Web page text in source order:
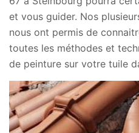
et vous guider. Nos
nous ont permis de
toutes les méthodes et
de peinture sur votre tuile